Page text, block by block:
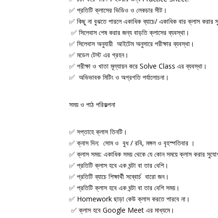
✅ প্রতিটি ক্লাসের ভিডিও ও লেকচার সীট।
✅ কিছু না বুঝতে পারলে একাধিক ব্যাচে/ একাধিক বার ক্লাস করার
✅ সিলেবাস শেষ করার জন্য বাড়তি ক্লাসের ব্যবস্থা।
✅ সিলেবাস অনুযায়ী আইটেম অনুসারে পরীক্ষার ব্যবস্থা।
✅ মডেল টেস্ট এর গ্রহন।
✅ পরীক্ষা ও খাতা মূল্যায়ন করে Solve Class এর ব্যবস্থা।
✅ অভিভাবক মিটিং ও অগ্রগতি পর্যালোচনা।
সময় ও পাঠ পরিকল্পনা
✅ সপ্তাহে ক্লাস তিনটি।
✅ ক্নাস দিন: সোম ও বুধ / রবি, মঙ্গল ও বৃহস্পতিবার ।
✅ ক্লাস সময়: একাধিক সময় থেকে যে কোন সময়ে ক্লাস করার
✅ প্রতিটি ক্লাস হবে এক ঘন্টা বা তার বেশি।
✅ প্রতিটি ব্যাচে শিক্ষার্থী সব্বোর্চ বারো জন।
✅ প্রতিটি ক্লাস হবে এক ঘন্টা বা তার বেশি সময়।
✅ Homework ছাড়া কেউ ক্লাস করতে পারবে না।
✅ ক্লাস হবে Google Meet এর মাধ্যমে।